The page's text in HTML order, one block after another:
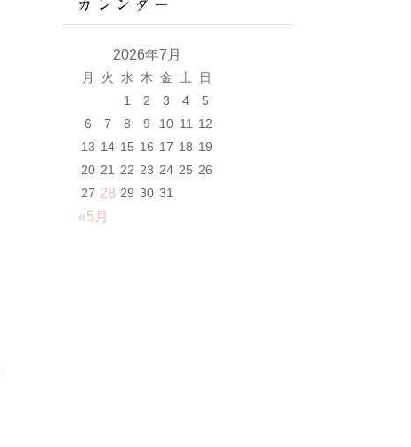
2026年7月
月 火 水 木 金 土
日
1
2 3 4
5
6
7 8 9 10 11
12
13 14 15 16 17 18 19
20 21 22 23 24 25 26
27 28 29 30 31
«5月